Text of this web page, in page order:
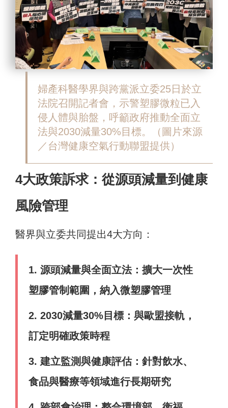
婦產科醫學界與跨黨派立委25日於立
法院召開記者會，示警塑膠微粒已入
侵人體與胎盤，呼籲政府推動全面立
法與2030減量30%目標。（圖片來源
／台灣健康空氣行動聯盟提供）
4大政策訴求：從源頭減量到健康
風險管理
醫界與立委共同提出4大方向：
1. 源頭減量與全面立法：擴大一次性
塑膠管制範圍，納入微塑膠管理
2. 2030減量30%目標：與歐盟接軌，
訂定明確政策時程
3. 建立監測與健康評估：針對飲水、
食品與醫療等領域進行長期研究